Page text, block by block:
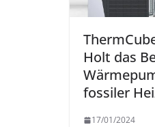
Holt das
fossiler
17/01/2024